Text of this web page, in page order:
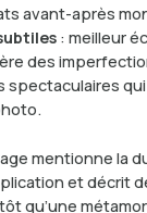
avant-après
: meilleur
des
spectaculaires
mentionne la
et décrit
qu’une